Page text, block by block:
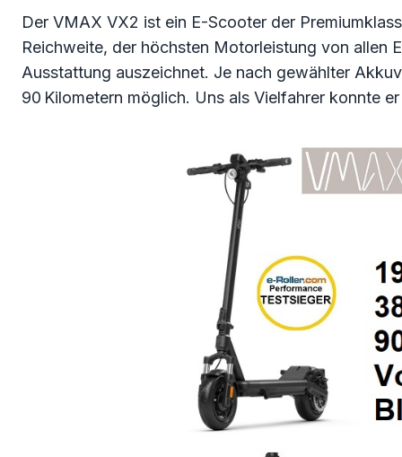
Der VMAX VX2 ist ein E-Scooter der
Reichweite, der höchsten Motorleistung von allen
Ausstattung auszeichnet. Je nach gewählter
90 Kilometern möglich. Uns als Vielfahrer konnte